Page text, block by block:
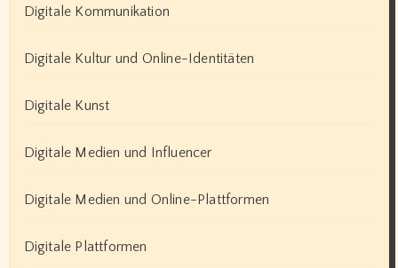
Digitale Kommunikation
Digitale Kultur und Online-Identitäten
Digitale Kunst
Digitale Medien und Influencer
Digitale Medien und Online-Plattformen
Digitale Plattformen